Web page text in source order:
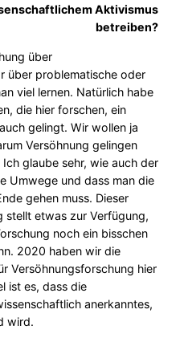
Aktivismus
betreiben?
über
über problematische oder
viel lernen. Natürlich habe
die hier forschen, ein
gelingt. Wir wollen ja
Versöhnung gelingen
glaube sehr, wie auch der
Umwege und dass man die
gehen muss. Dieser
stellt etwas zur Verfügung,
noch ein bisschen
2020 haben wir die
Versöhnungsforschung hier
ist es, dass die
anerkanntes,
wird.